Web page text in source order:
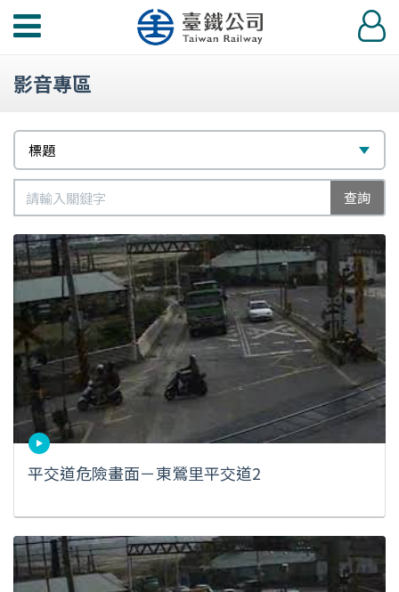
功
選
登
入
影音專區
選
標題
擇
類查詢
平交道危險畫面－東鶯里平交道2